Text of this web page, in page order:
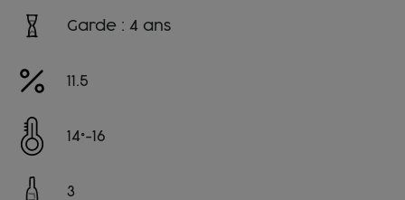
Garde : 4 ans
11.5
14°-16
3